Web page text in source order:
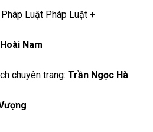
Luật Pháp Luật +
Nam
chuyên trang: Trần Ngọc Hà